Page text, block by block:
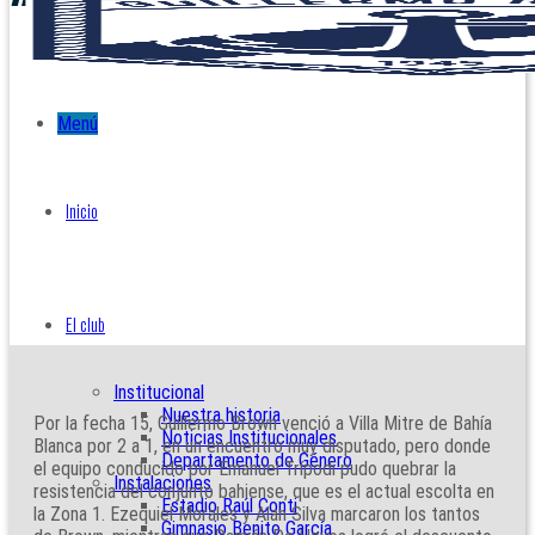
Menú
Inicio
El club
Institucional
Nuestra historia
Noticias Institucionales
Departamento de Género
Instalaciones
Estadio Raúl Conti
Gimnasio Benito García
Por la fecha 15, Guillermo Brown venció a Villa Mitre de Bahía
Blanca por 2 a 1, en un encuentro muy disputado, pero donde
el equipo conducido por Emanuel Trípodi pudo quebrar la
resistencia del conjunto bahiense, que es el actual escolta en
la Zona 1. Ezequiel Morales y Alan Silva marcaron los tantos